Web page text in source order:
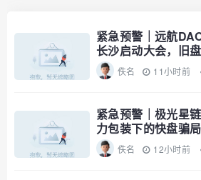
紧急预警｜远航
长沙启动大会，旧盘
RWA+大宗商品包
的老剧本
佚名 11小时前
紧急预警｜极光星
力包装下的快盘骗
佚名 12小时前